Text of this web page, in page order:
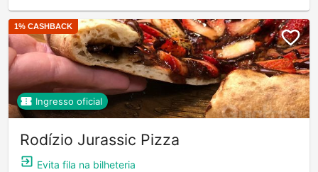
1% CASHBACK
Ingresso oficial
Rodízio Jurassic Pizza
Evita fila na bilheteria